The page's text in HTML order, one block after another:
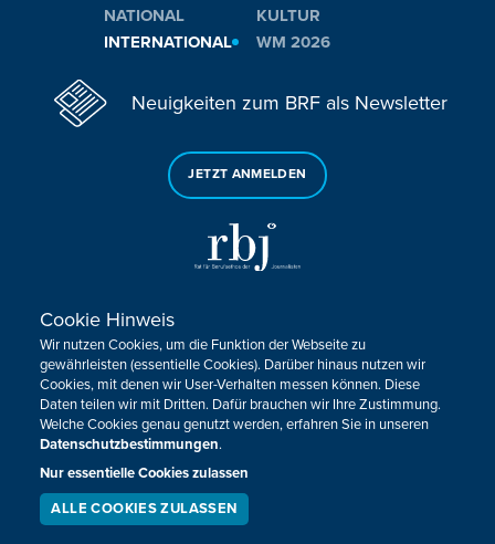
NATIONAL
INTERNATIONAL
KULTUR
WM 2026
Neuigkeiten zum BRF als Newsletter
JETZT ANMELDEN
Sie haben noch Fragen oder Anmerkungen?
KONTAKTIEREN SIE UNS!
Impressum Datenschutz Kontakt
Barrierefreiheit
Cookie-Zustimmung anpassen
Design, Konzept & Programmierung:
Cookie Hinweis
Wir nutzen Cookies, um die Funktion der Webseite zu
gewährleisten (essentielle Cookies). Darüber hinaus nutzen wir
Cookies, mit denen wir User-Verhalten messen können. Diese
Daten teilen wir mit Dritten. Dafür brauchen wir Ihre Zustimmung.
Welche Cookies genau genutzt werden, erfahren Sie in unseren
Datenschutzbestimmungen.
Nur essentielle Cookies zulassen
ALLE COOKIES ZULASSEN
LIVESTREAM